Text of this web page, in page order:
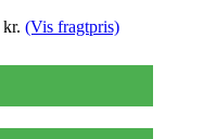
kr. (Vis fragtpris)